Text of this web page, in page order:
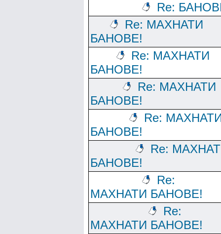
Re:
Re: МАХНАТИ
БАНОВЕ!
Re: МАХНАТИ
БАНОВЕ!
Re: МАХНАТИ
БАНОВЕ!
Re:
БАНОВЕ!
Re:
БАНОВЕ!
Re:
МАХНАТИ БАНОВЕ!
Re:
МАХНАТИ БАНОВЕ!